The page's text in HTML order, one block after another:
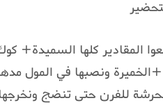
المقادير كلها
ونصبها في المول
للفرن حتى تنضج